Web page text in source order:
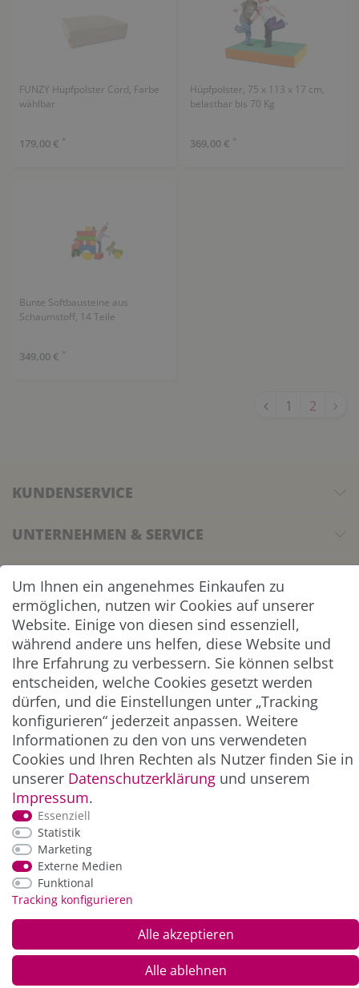
FUNZY Hüpfpolster Cord, Farbe
wählbar
179,00 € *
Hüpfpolster, 75 x 113 x 17 cm,
belastbar bis 70 Kg
369,00 € *
Bunte Softbausteine aus
Schaumstoff, 14 Teile
349,00 € *
1 2
KUNDENSERVICE
UNTERNEHMEN & SERVICE
INFORMATION
NEWSLETTER
ZAHLUNG & VERSAND
*Alle Preise inkl. der gesetzl. MwSt. zzgl.
und Versandkosten
Um Ihnen ein angenehmes Einkaufen zu
ermöglichen, nutzen wir Cookies auf unserer
Website. Einige von diesen sind essenziell,
während andere uns helfen, diese Website und
Ihre Erfahrung zu verbessern. Sie können selbst
entscheiden, welche Cookies gesetzt werden
dürfen, und die Einstellungen unter „Tracking
konfigurieren“ jederzeit anpassen. Weitere
Informationen zu den von uns verwendeten
Cookies und Ihren Rechten als Nutzer finden Sie in
unserer Daten­schutz­erklärung und unserem
Impressum.
Essenziell
Statistik
Marketing
Externe Medien
Funktional
Tracking konfigurieren
Alle akzeptieren
Alle ablehnen
© Copyright 2026 Alle Rechte vorbehalten. |